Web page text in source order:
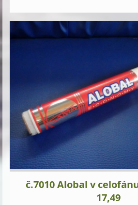
č.7010 Alobal v
17,49